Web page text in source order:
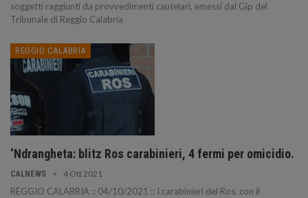
soggetti raggiunti da provvedimenti cautelari, emessi dal Gip del
Tribunale di Reggio Calabria
REGGIO CALABRIA
‘Ndrangheta: blitz Ros carabinieri, 4 fermi per omicidio.
CALNEWS 4 Ott 2021
REGGIO CALABRIA :: 04/10/2021 :: I carabinieri del Ros, con il